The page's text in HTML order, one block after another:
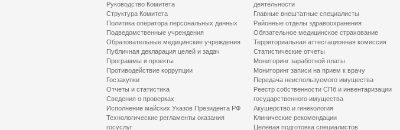
Руководство Комитета
Структура Комитета
Политика оператора персональных данных
Подведомственные учреждения
Образовательные медицинские учреждения
Публичная декларация целей и задач
Программы и проекты
Противодействие коррупции
Госзакупки
Отчеты и статистика
Сведения о проверках
Исполнение майских Указов Президента РФ
Технологические регламенты оказания
госуслуг
деятельности
Главные внештатные специалисты
Районные отделы здравоохранения
Обязательное медицинское страхование
Территориальная аттестационная комиссия
Статистические отчеты
Мониторинг заработной платы
Мониторинг записи на прием к врачу
Передача неиспользуемого имущества
Реестр собственности СПб и инвентаризации
государственного имущества
Акушерство и гинекология
Клинические рекомендации
Целевая подготовка специалистов